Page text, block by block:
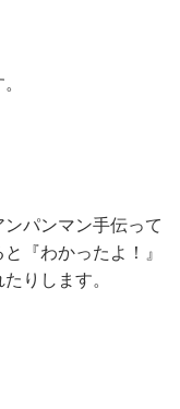
パンマン手伝って
『わかったよ！』
りします。